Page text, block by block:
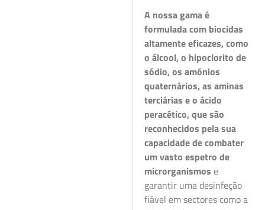
A nossa gama é
formulada com biocidas
altamente eficazes, como
o álcool, o hipoclorito de
sódio, os amónios
quaternários, as aminas
terciárias e o ácido
peracético, que são
reconhecidos pela sua
capacidade de combater
um vasto espetro de
microrganismos e
garantir uma desinfeção
fiável em sectores como a